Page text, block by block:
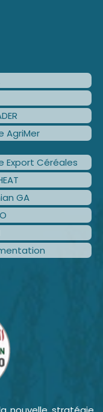
AgriMer
Export Céréales
GA